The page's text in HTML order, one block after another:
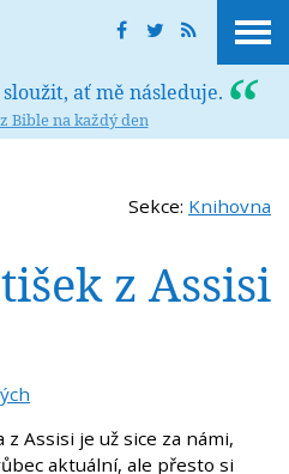
ať mě následuje.
Bible na každý den
Sekce: Knihovna
z Assisi
Assisi je už sice za námi,
aktuální, ale přesto si